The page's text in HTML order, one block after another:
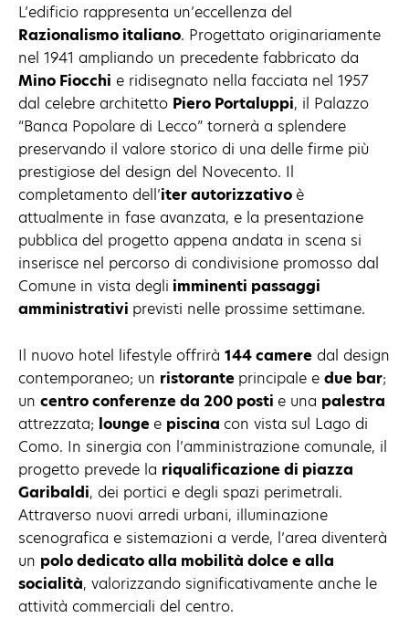
L’edificio rappresenta un’eccellenza del
Razionalismo italiano. Progettato originariamente
nel 1941 ampliando un precedente fabbricato da
Mino Fiocchi e ridisegnato nella facciata nel 1957
dal celebre architetto Piero Portaluppi, il Palazzo
“Banca Popolare di Lecco” tornerà a splendere
preservando il valore storico di una delle firme più
prestigiose del design del Novecento. Il
completamento dell’iter autorizzativoè
attualmente in fase avanzata, e la presentazione
pubblica del progetto appena andata in scena si
inserisce nel percorso di condivisione promosso dal
Comune in vista degli imminenti passaggi
amministrativi previsti nelle prossime settimane.
Il nuovo hotel lifestyle offrirà 144 camere dal design
contemporaneo; un ristorante principale e due bar;
un centro conferenze da 200 posti e una palestra
attrezzata; loungee piscina con vista sul Lago di
Como. In sinergia con l’amministrazione comunale, il
progetto prevede la riqualificazione di piazza
Garibaldi, dei portici e degli spazi perimetrali.
Attraverso nuovi arredi urbani, illuminazione
scenografica e sistemazioni a verde, l’area diventerà
un polo dedicato alla mobilità dolce e alla
socialità, valorizzando significativamente anche le
attività commerciali del centro.